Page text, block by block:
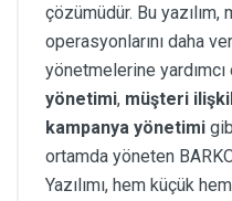
çözümüdür. Bu yazılım,
operasyonlarını daha
yönetmelerine yardımcı
yönetimi, müşteri
kampanya yönetimi
ortamda yöneten
Yazılımı, hem küçük